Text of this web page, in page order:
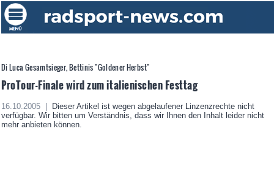
Di Luca Gesamtsieger, Bettinis "Goldener Herbst"
ProTour-Finale wird zum italienischen Festtag
16.10.2005 |
Dieser Artikel ist wegen abgelaufener Linzenzrechte nicht
verfügbar. Wir bitten um Verständnis, dass wir Ihnen den Inhalt leider nicht
mehr anbieten können.